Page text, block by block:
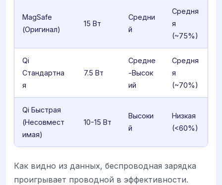
MagSafe
(Оригинал)
15 Вт
Средни
й
Средня
я
(~75%)
Qi
Стандартна
я
7.5 Вт
Средне
-Высок
ий
Средня
я
(~70%)
Qi Быстрая
(Несовмест
имая)
10-15 Вт
Высоки
й
Низкая
(<60%)
Как видно из данных, беспроводная зарядка
проигрывает проводной в эффективности.